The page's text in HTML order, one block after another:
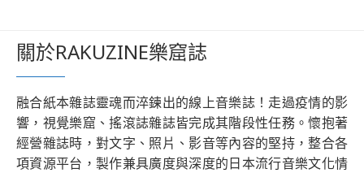
關於RAKUZINE樂窟誌
融合紙本雜誌靈魂而淬鍊出的線上音樂誌！走過疫情的影
響，視覺樂窟、搖滾誌雜誌皆完成其階段性任務。懷抱著
經營雜誌時，對文字、照片、影音等內容的堅持，整合各
項資源平台，製作兼具廣度與深度的日本流行音樂文化情